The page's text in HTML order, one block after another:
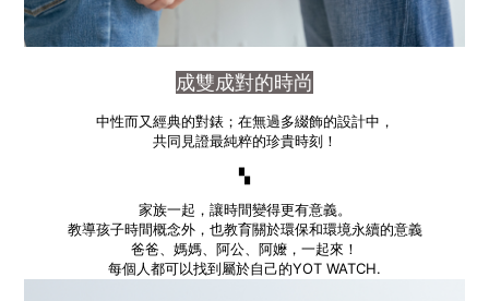
成雙成對的時尚
中性而又經典的對錶；在無過多綴飾的設計中，
共同見證最純粹的珍貴時刻！
▚
家族一起，讓時間變得更有意義。
教導孩子時間概念外，也教育關於環保和環境永續的意義
爸爸、媽媽、阿公、阿嬤，一起來！
每個人都可以找到屬於自己的YOT WATCH.